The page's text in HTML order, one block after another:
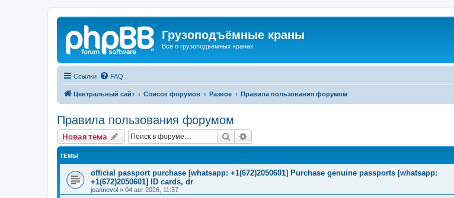
Грузоподъёмные краны
Всё о грузоподъёмных кранах
Ссылки FAQ
Центральный сайт Список форумов Разное Правила пользования форумом
Правила пользования форумом
Новая тема Поиск
ТЕМЫ
official passport purchase [whatsapp: +1(672)2050601] Purchase genuine passports [whatsapp:
+1(672)2050601] ID cards, dr
jeannevol » 04 авг 2026, 11:37